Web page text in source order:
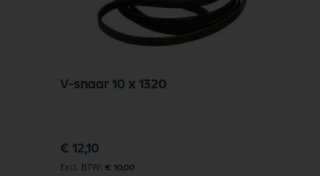
V-snaar 10 x 1320
€ 12,10
€ 10,00